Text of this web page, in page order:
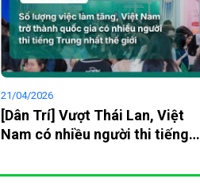
21/04/2026
[Dân Trí] Vượt Thái Lan, Việt
Nam có nhiều người thi tiếng